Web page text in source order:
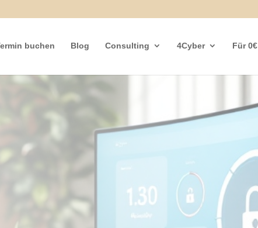
buchen Blog Consulting 4Cyber Für 0€